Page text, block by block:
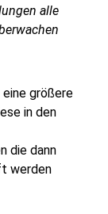
alle
größere
in den
die dann
werden